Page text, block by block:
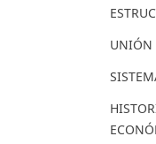
UNIÓN